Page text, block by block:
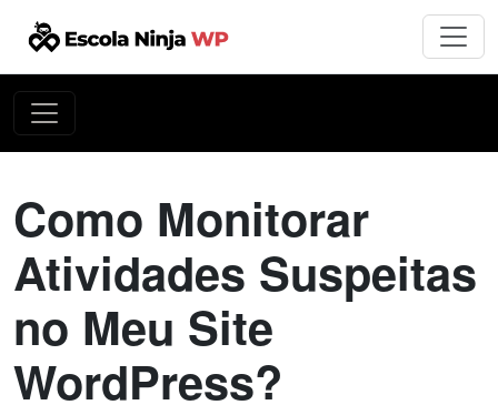
Como Monitorar
Atividades Suspeitas
no Meu Site
WordPress?